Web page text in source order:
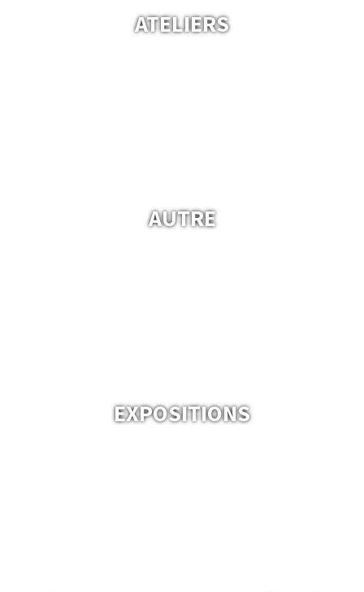
ATELIERS
AUTRE
EXPOSITIONS